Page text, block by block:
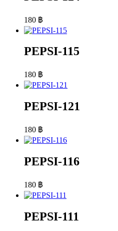
180 ฿
PEPSI-115
180 ฿
PEPSI-121
180 ฿
PEPSI-116
180 ฿
PEPSI-111